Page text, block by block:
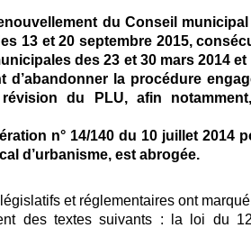
du Conseil
13 et 20 septembre 2015,
des 23 et 30 mars 2014
d’abandonner la procédure
du PLU, afin
n° 14/140 du 10 juillet 2014
d’urbanisme, est abrogée.
et réglementaires ont
des textes suivants : la loi du